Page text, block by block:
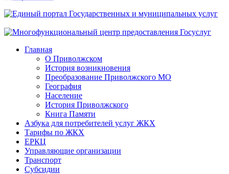
Главная
О Приволжском
История возникновения
Преобразование Приволжского МО
География
Население
История Приволжского
Книга Памяти
Азбука для потребителей услуг ЖКХ
Тарифы по ЖКХ
ЕРКЦ
Управляющие организации
Транспорт
Субсидии